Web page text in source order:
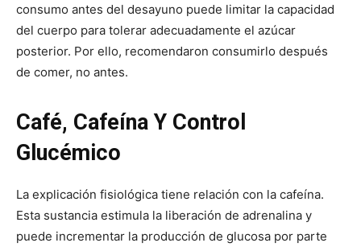
consumo antes del desayuno puede limitar la capacidad
del cuerpo para tolerar adecuadamente el azúcar
posterior. Por ello, recomendaron consumirlo después
de comer, no antes.
Café, Cafeína Y Control
Glucémico
La explicación fisiológica tiene relación con la cafeína.
Esta sustancia estimula la liberación de adrenalina y
puede incrementar la producción de glucosa por parte